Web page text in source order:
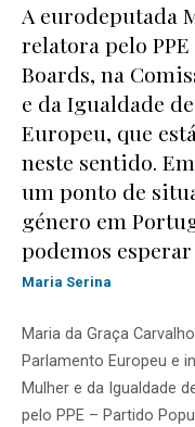
A eurodeputada
relatora pelo
Boards, na
e da Igualdade
Europeu, que
neste sentido.
um ponto de
género em
podemos
Maria Serina
Maria da Graça
Parlamento Europeu e
Mulher e da Igualdade
pelo PPE – Partido